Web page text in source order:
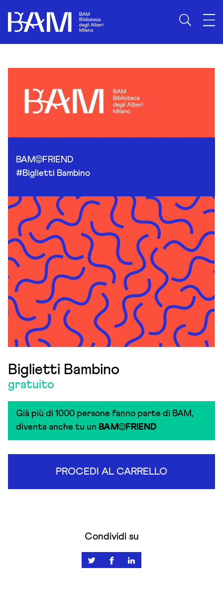
BAM
FRIEND
#Biglietti Bambino
Biglietti Bambino
gratuito
Già più di 1000 persone fanno parte di BAM,
diventa anche tu un BAM FRIEND
PROCEDI AL CARRELLO
Condividi su